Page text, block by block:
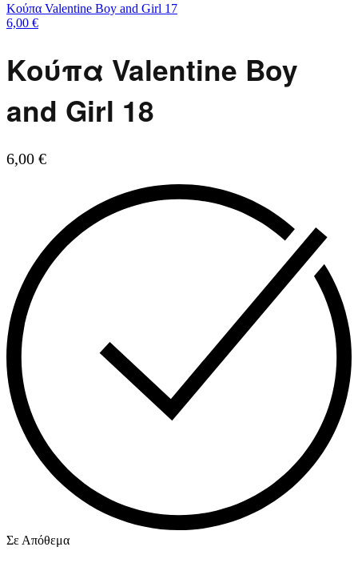
Κούπα Valentine Boy and Girl 17
6,00 €
Κούπα Valentine Boy
and Girl 18
6,00 €
Σε Απόθεμα